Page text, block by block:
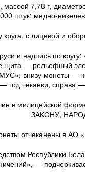
7,78 г,
штук; медно-
с лицевой и
и надпись по
щита — рельефный
внизу
год чеканки, справа
в милицейской
ЗАКОНУ,
отчеканены в АО
Республики
—